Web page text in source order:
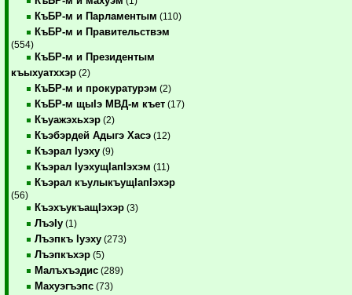
КъБР-м и Парламентым (110)
КъБР-м и Правительствэм
(554)
КъБР-м и Президентым
къыхуатххэр (2)
КъБР-м и прокуратурэм (2)
КъБР-м щыIэ МВД-м къет (17)
Къуажэхьхэр (2)
Къэбэрдей Адыгэ Хасэ (12)
Къэрал Iуэху (9)
Къэрал IуэхущIапIэхэм (11)
Къэрал къулыкъущIапIэхэр
(56)
КъэхъукъащIэхэр (3)
ЛъэIу (1)
Лъэпкъ Iуэху (273)
Лъэпкъхэр (5)
Малъхъэдис (289)
Махуэгъэпс (73)